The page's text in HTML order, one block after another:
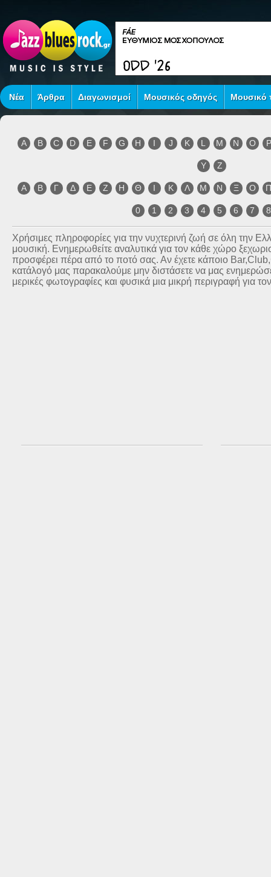
Νέα Άρθρα Διαγωνισμοί Μουσικός οδηγός Μουσικό
A B C D E F G H I J K L M N O P
Y Z
Α Β Γ Δ Ε Ζ Η Θ Ι Κ Λ Μ Ν Ξ Ο
0 1 2 3 4 5 6 7 8
Χρήσιμες πληροφορίες για την νυχτερινή ζωή σε όλη την
μουσική. Ενημερωθείτε αναλυτικά για τον κάθε χώρο
προσφέρει πέρα από το ποτό σας. Αν έχετε κάποιο
κατάλογό μας παρακαλούμε μην διστάσετε να μας
μερικές φωτογραφίες και φυσικά μια μικρή περιγραφή για